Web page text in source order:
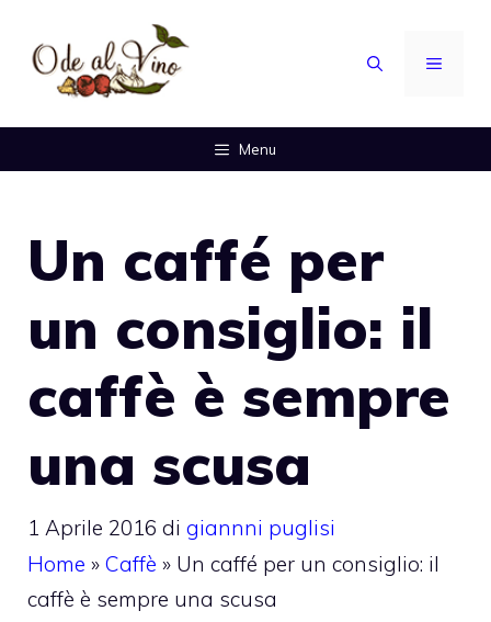
contenuto
MENU
Menu
Un caffé per
un consiglio: il
caffè è sempre
una scusa
1 Aprile 2016 di giannni puglisi
Home » Caffè » Un caffé per un consiglio: il
caffè è sempre una scusa